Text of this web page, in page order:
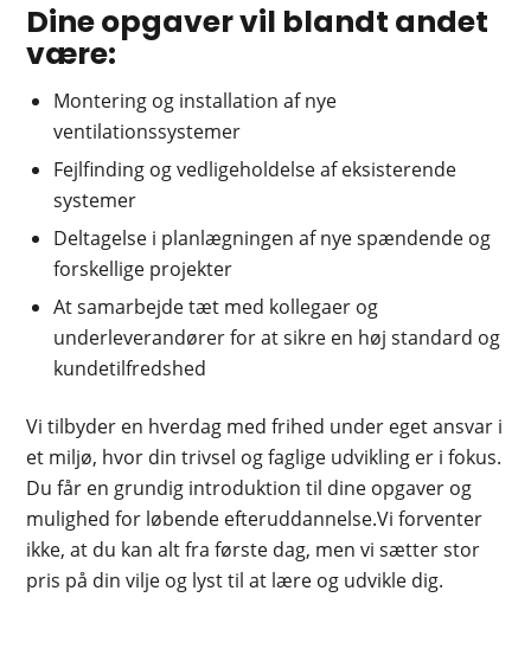
Dine opgaver vil blandt andet
være:
Montering og installation af nye
ventilationssystemer
Fejlfinding og vedligeholdelse af eksisterende
systemer
Deltagelse i planlægningen af nye spændende og
forskellige projekter
At samarbejde tæt med kollegaer og
underleverandører for at sikre en høj standard og
kundetilfredshed
Vi tilbyder en hverdag med frihed under eget ansvar i
et miljø, hvor din trivsel og faglige udvikling er i fokus.
Du får en grundig introduktion til dine opgaver og
mulighed for løbende efteruddannelse.Vi forventer
ikke, at du kan alt fra første dag, men vi sætter stor
pris på din vilje og lyst til at lære og udvikle dig.